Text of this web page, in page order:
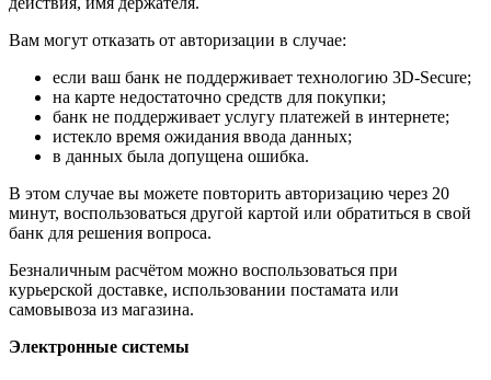
Вам могут отказать от авторизации в случае:
если ваш банк не поддерживает технологию 3D-Secure;
на карте недостаточно средств для покупки;
банк не поддерживает услугу платежей в интернете;
истекло время ожидания ввода данных;
в данных была допущена ошибка.
В этом случае вы можете повторить авторизацию через 20
минут, воспользоваться другой картой или обратиться в свой
банк для решения вопроса.
Безналичным расчётом можно воспользоваться при
курьерской доставке, использовании постамата или
самовывоза из магазина.
Электронные системы